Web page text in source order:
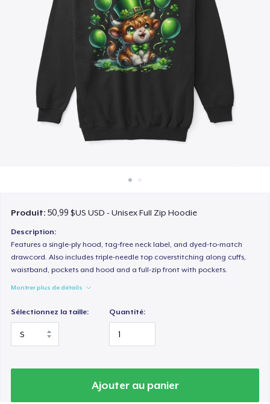
Vendez partout
Vendre n'importe quoi
Produit:50,99 $US USD - Unisex Full Zip Hoodie
Description:
Features a single-ply hood, tag-free neck label, and dyed-to-match
drawcord. Also includes triple-needle top coverstitching along cuffs,
waistband, pockets and hood and a full-zip front with pockets.
Montrer plus de détails
Sélectionnez la taille: Quantité:
Ajouter au panier